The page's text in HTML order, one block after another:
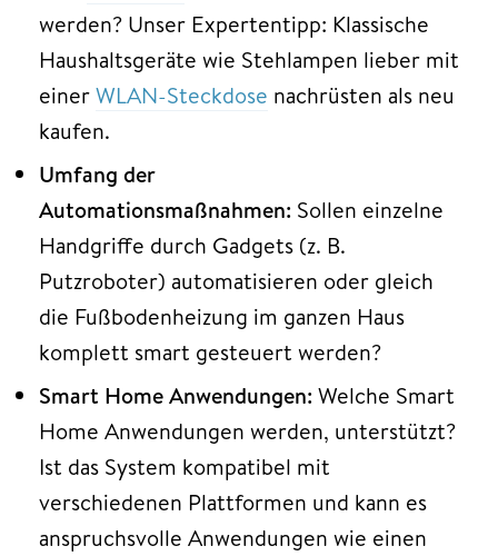
werden? Unser Expertentipp: Klassische
Haushaltsgeräte wie Stehlampen lieber mit
einerWLAN-Steckdose nachrüsten als neu
kaufen.
Umfang der
Automationsmaßnahmen: Sollen einzelne
Handgriffe durch Gadgets (z. B.
Putzroboter) automatisieren oder gleich
die Fußbodenheizung im ganzen Haus
komplett smart gesteuert werden?
Smart Home Anwendungen: Welche Smart
Home Anwendungen werden, unterstützt?
Ist das System kompatibel mit
verschiedenen Plattformen und kann es
anspruchsvolle Anwendungen wie einen